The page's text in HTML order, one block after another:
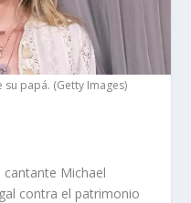
papá. (Getty Images)
cantante Michael
contra el patrimonio